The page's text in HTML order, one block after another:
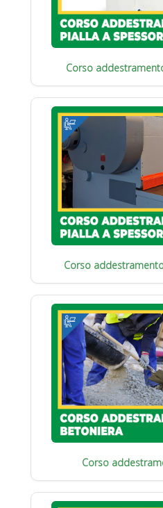
Corso
Corso
Corso